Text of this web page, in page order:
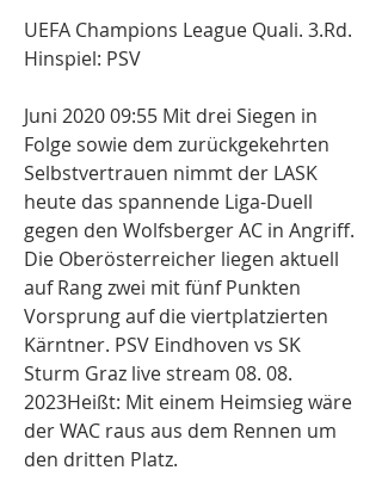
UEFA Champions League Quali. 3.Rd.
Hinspiel: PSV
Juni 2020 09:55 Mit drei Siegen in
Folge sowie dem zurückgekehrten
Selbstvertrauen nimmt der LASK
heute das spannende Liga-Duell
gegen den Wolfsberger AC in Angriff.
Die Oberösterreicher liegen aktuell
auf Rang zwei mit fünf Punkten
Vorsprung auf die viertplatzierten
Kärntner. PSV Eindhoven vs SK
Sturm Graz live stream 08. 08.
2023Heißt: Mit einem Heimsieg wäre
der WAC raus aus dem Rennen um
den dritten Platz.